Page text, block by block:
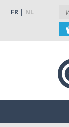
FR NL